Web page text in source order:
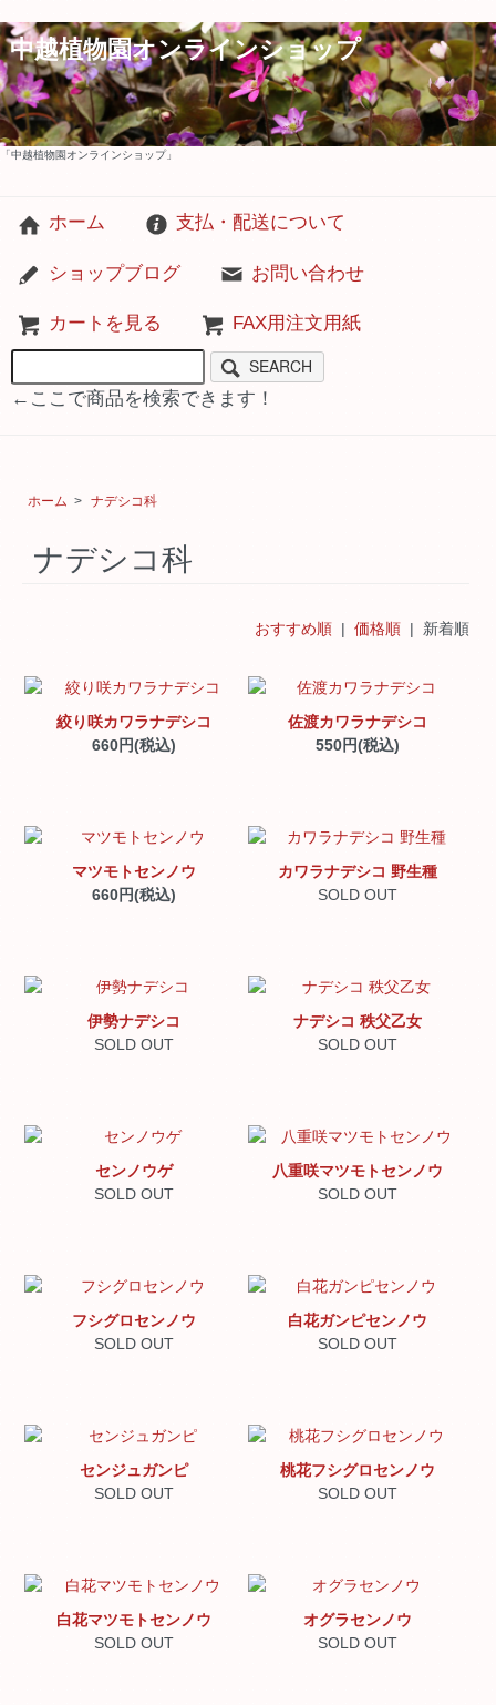
中越植物園オンラインショップ
「中越植物園オンラインショップ」
ホーム 支払・配送について
ショップブログ お問い合わせ
カートを見る FAX用注文用紙
SEARCH
←ここで商品を検索できます！
ホーム > ナデシコ科
ナデシコ科
おすすめ順| 価格順| 新着順
絞り咲カワラナデシコ
660円(税込)
佐渡カワラナデシコ
550円(税込)
マツモトセンノウ
660円(税込)
カワラナデシコ 野生種
SOLD OUT
伊勢ナデシコ
SOLD OUT
ナデシコ 秩父乙女
SOLD OUT
センノウゲ
SOLD OUT
八重咲マツモトセンノウ
SOLD OUT
フシグロセンノウ
SOLD OUT
白花ガンピセンノウ
SOLD OUT
センジュガンピ
SOLD OUT
桃花フシグロセンノウ
SOLD OUT
白花マツモトセンノウ
SOLD OUT
オグラセンノウ
SOLD OUT